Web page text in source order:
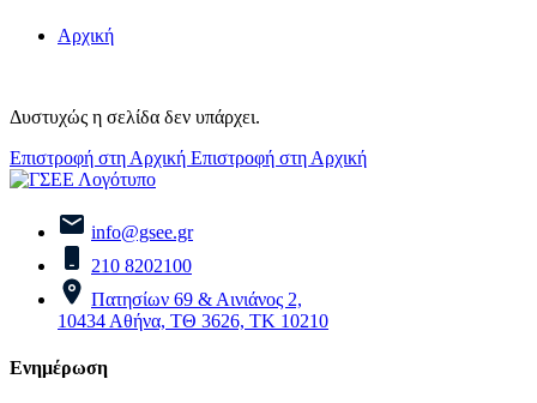
Αρχική
Δυστυχώς η σελίδα δεν υπάρχει.
Επιστροφή στη Αρχική Επιστροφή στη Αρχική
info@gsee.gr
210 8202100
Πατησίων 69 & Αινιάνος 2,
10434 Αθήνα, ΤΘ 3626, ΤΚ 10210
Ενημέρωση